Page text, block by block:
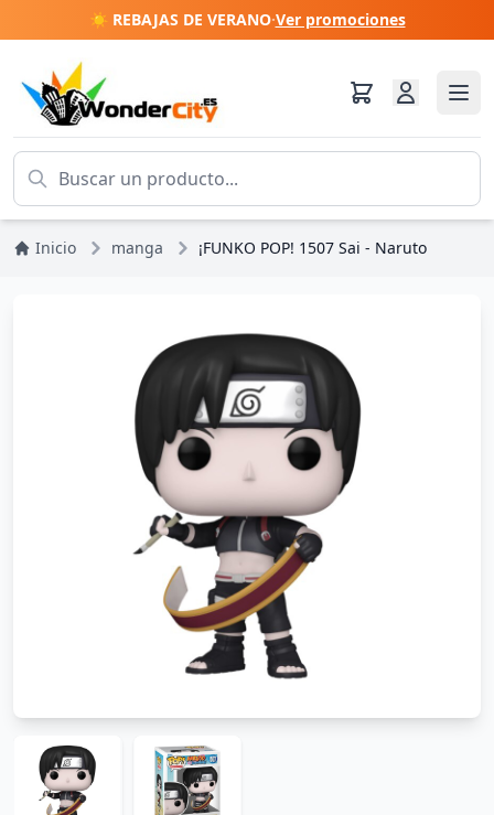
☀️ REBAJAS DE VERANO·Ver promociones
Inicio manga ¡FUNKO POP! 1507 Sai - Naruto